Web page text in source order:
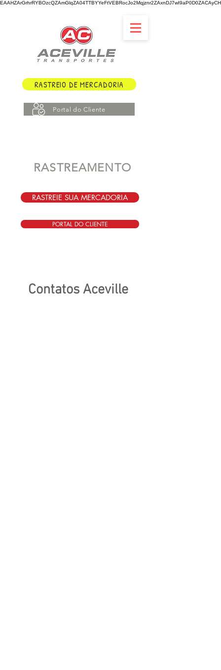
RASTREIO DE MERCADORIA
Portal do Cliente
RASTREAMENTO
RASTREIE SUA MERCADORIA
PORTAL DO CLIENTE
Contatos Aceville